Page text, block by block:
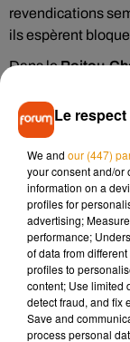
revendications
ils espèrent
Dans lePoitou-
hôpitaux de
services publics
une quinzaine
pas de cantine.
Le mouvement
trains dans les
Choletet Les
Toutes les
gare et sur
Pour cet après-
doit se tenir à
Le
We and our (447)
your consent and/or
information on a
profiles for
advertising;
performance;
of data from
profiles to
content; Use limited
detect fraud, and fix
Save and
process personal